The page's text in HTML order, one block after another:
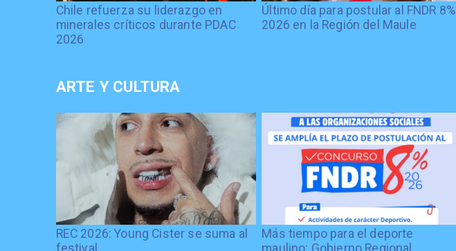
Chile refuerza su liderazgo en
minerales críticos durante PDAC
2026
Último día para postular al FNDR 8%
2026 en la Región del Maule
ARTE Y CULTURA
REC 2026: Young Cister se suma al
festival
Más tiempo para el deporte
maulino: Gobierno Regional